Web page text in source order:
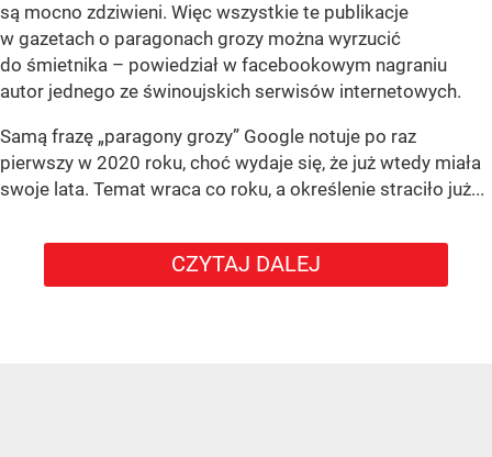
są mocno zdziwieni. Więc wszystkie te publikacje
w gazetach o paragonach grozy można wyrzucić
do śmietnika – powiedział w facebookowym nagraniu
autor jednego ze świnoujskich serwisów internetowych.
Samą frazę „paragony grozy” Google notuje po raz
pierwszy w 2020 roku, choć wydaje się, że już wtedy miała
swoje lata. Temat wraca co roku, a określenie straciło już...
CZYTAJ DALEJ